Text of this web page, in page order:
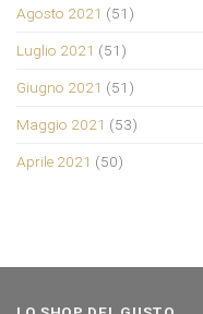
Agosto 2021 (51)
Luglio 2021 (51)
Giugno 2021 (51)
Maggio 2021 (53)
Aprile 2021 (50)